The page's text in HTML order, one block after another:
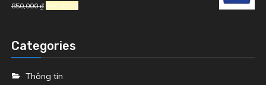
Rated5.00
850,000₫ 540,000 ₫
Categories
Thông tin